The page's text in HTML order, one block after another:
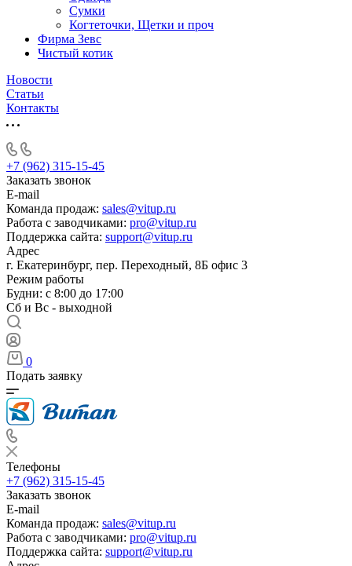
Сумки
Когтеточки, Щетки и проч
Фирма Зевс
Чистый котик
Новости
Статьи
Контакты
+7 (962) 315-15-45
Заказать звонок
E-mail
Команда продаж: sales@vitup.ru
Работа с заводчиками: pro@vitup.ru
Поддержка сайта: support@vitup.ru
Адрес
г. Екатеринбург, пер. Переходный, 8Б офис 3
Режим работы
Будни: с 8:00 до 17:00
Сб и Вс - выходной
0
Подать заявку
Телефоны
+7 (962) 315-15-45
Заказать звонок
E-mail
Команда продаж: sales@vitup.ru
Работа с заводчиками: pro@vitup.ru
Поддержка сайта: support@vitup.ru